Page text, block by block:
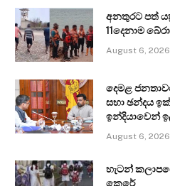
අනතුරට පත්
11දෙනාම
August 6, 2026
දෙමළ
සභා ඡන්දය
ඉන්දියාවෙන්
August 6, 2026
හැටන්
කෙරේ